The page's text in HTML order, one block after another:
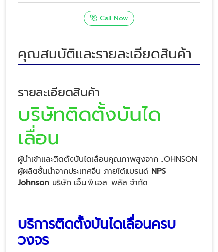
Call Now
คุณสมบัติและรายละเอียดสินค้า
รายละเอียดสินค้า
บริษัทติดตั้งบันได
เลื่อน
ผู้นำเข้าและติดตั้งบันไดเลื่อนคุณภาพสูงจาก JOHNSON
ผู้ผลิตชั้นนำจากประเทศจีน ภายใต้แบรนด์ NPS
Johnson บริษัท เอ็น.พี.เอส. พลัส จำกัด
บริการติดตั้งบันไดเลื่อนครบ
วงจร